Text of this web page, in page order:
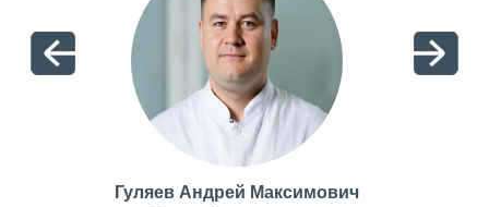
Гуляев Андрей Максимович